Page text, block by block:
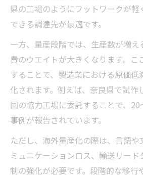
県の工場のようにフットワークが軽
できる調達先が最適です。
一方、量産段階では、生産数が増え
費のウエイトが大きくなります。こ
することで、製造業における原価低
化されます。例えば、奈良県で試作
国の協力工場に委託することで、
事例が報告されています。
ただし、海外量産化の際は、言語や
ミュニケーションロス、輸送リー
制の強化が必要です。段階的な移行